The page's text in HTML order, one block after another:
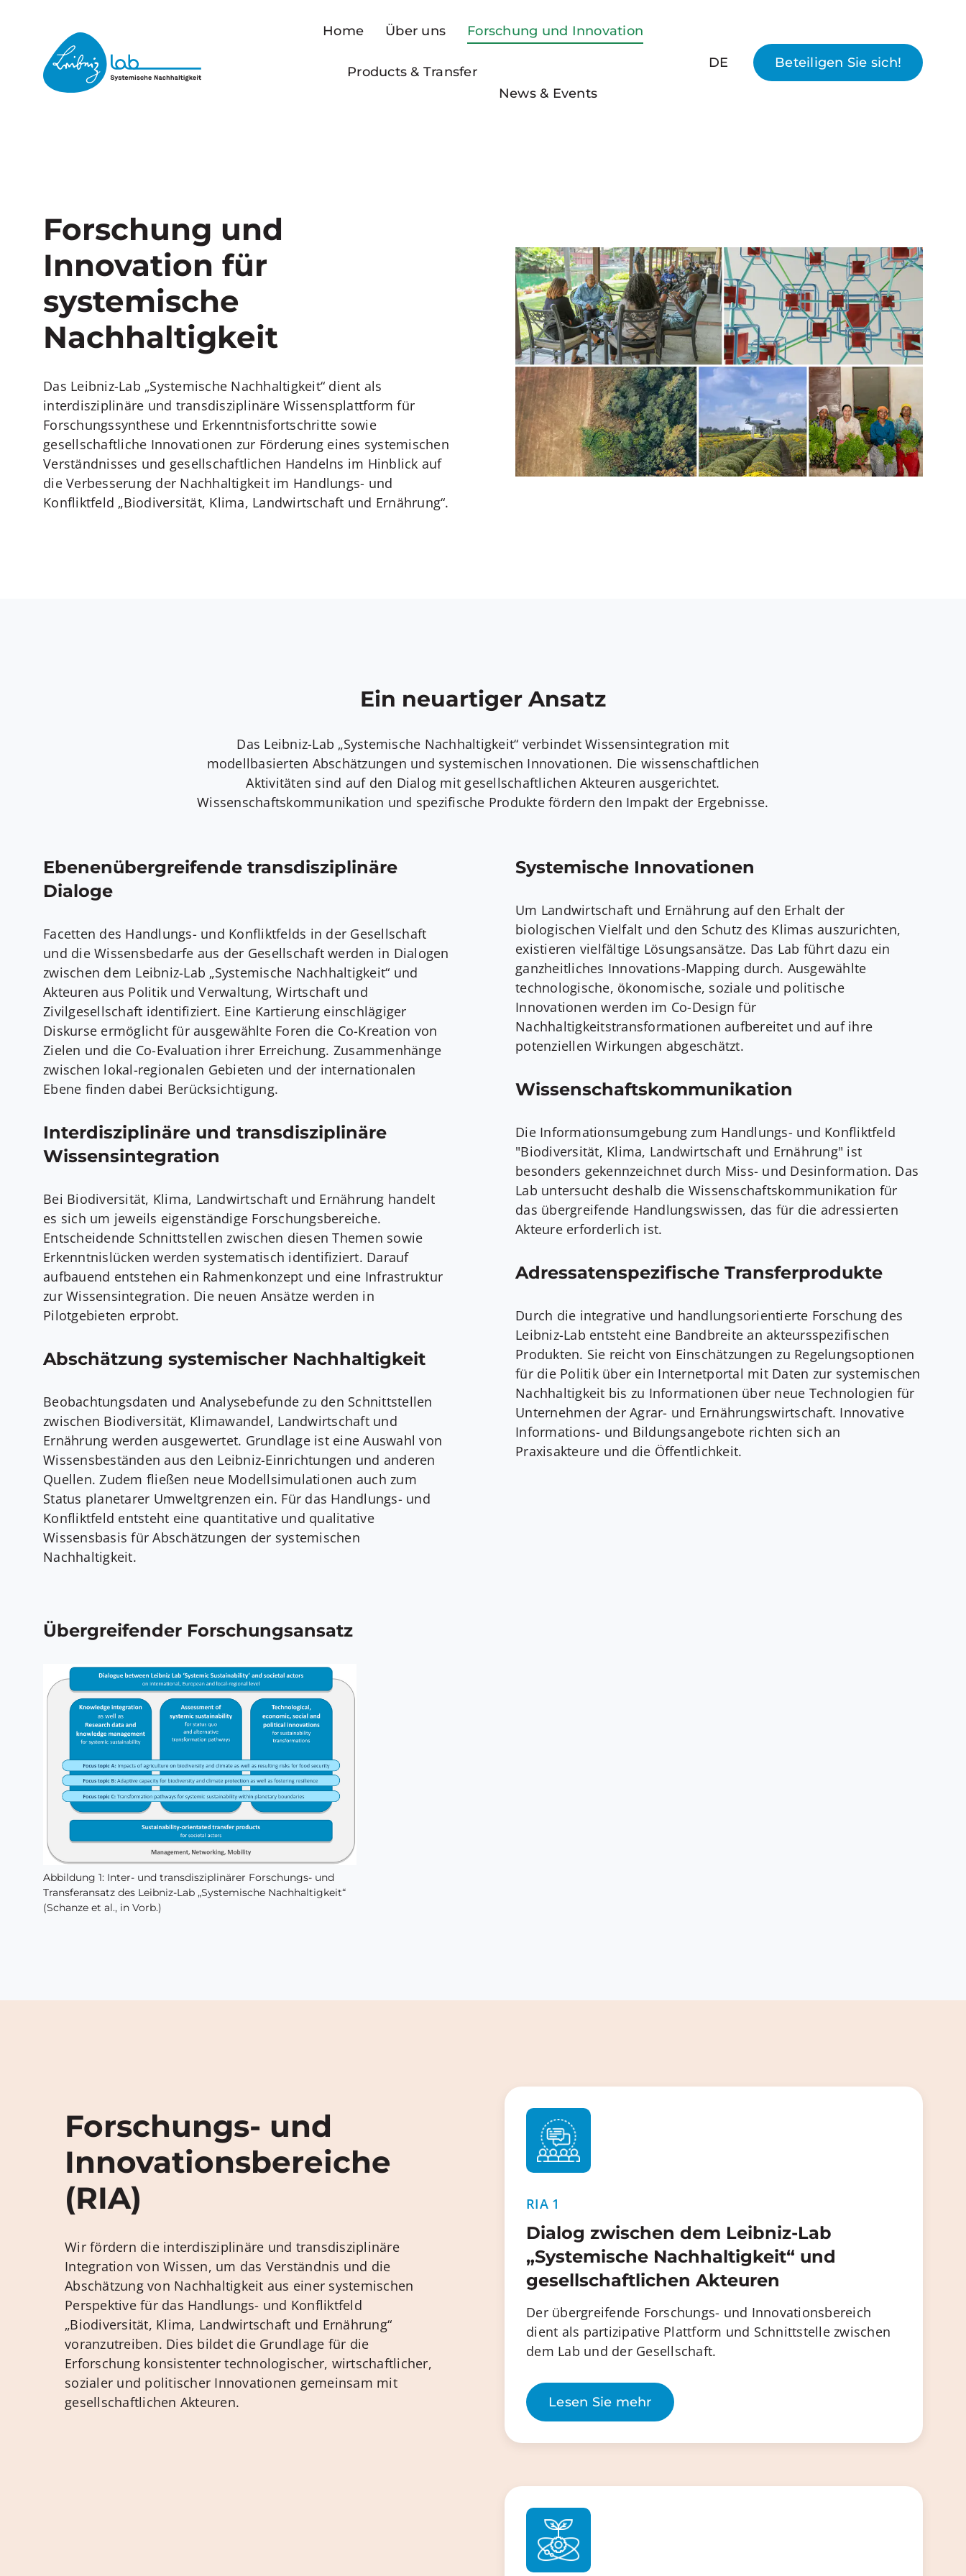
Home Über uns Forschung und Innovation
Products & Transfer
News & Events
DE Beteiligen Sie sich!
Forschung und
Innovation für
systemische
Nachhaltigkeit
Das Leibniz-Lab „Systemische Nachhaltigkeit“ dient als
interdisziplinäre und transdisziplinäre Wissensplattform für
Forschungssynthese und Erkenntnisfortschritte sowie
gesellschaftliche Innovationen zur Förderung eines systemischen
Verständnisses und gesellschaftlichen Handelns im Hinblick auf
die Verbesserung der Nachhaltigkeit im Handlungs- und
Konfliktfeld „Biodiversität, Klima, Landwirtschaft und Ernährung“.
Ein neuartiger Ansatz
Das Leibniz-Lab „Systemische Nachhaltigkeit“ verbindet Wissensintegration mit
modellbasierten Abschätzungen und systemischen Innovationen. Die wissenschaftlichen
Aktivitäten sind auf den Dialog mit gesellschaftlichen Akteuren ausgerichtet.
Wissenschaftskommunikation und spezifische Produkte fördern den Impakt der Ergebnisse.
Ebenenübergreifende transdisziplinäre
Dialoge
Facetten des Handlungs- und Konfliktfelds in der Gesellschaft
und die Wissensbedarfe aus der Gesellschaft werden in Dialogen
zwischen dem Leibniz-Lab „Systemische Nachhaltigkeit“ und
Akteuren aus Politik und Verwaltung, Wirtschaft und
Zivilgesellschaft identifiziert. Eine Kartierung einschlägiger
Diskurse ermöglicht für ausgewählte Foren die Co-Kreation von
Zielen und die Co-Evaluation ihrer Erreichung. Zusammenhänge
zwischen lokal-regionalen Gebieten und der internationalen
Ebene finden dabei Berücksichtigung.
Interdisziplinäre und transdisziplinäre
Wissensintegration
Bei Biodiversität, Klima, Landwirtschaft und Ernährung handelt
es sich um jeweils eigenständige Forschungsbereiche.
Entscheidende Schnittstellen zwischen diesen Themen sowie
Erkenntnislücken werden systematisch identifiziert. Darauf
aufbauend entstehen ein Rahmenkonzept und eine Infrastruktur
zur Wissensintegration. Die neuen Ansätze werden in
Pilotgebieten erprobt.
Abschätzung systemischer Nachhaltigkeit
Beobachtungsdaten und Analysebefunde zu den Schnittstellen
zwischen Biodiversität, Klimawandel, Landwirtschaft und
Ernährung werden ausgewertet. Grundlage ist eine Auswahl von
Wissensbeständen aus den Leibniz-Einrichtungen und anderen
Quellen. Zudem fließen neue Modellsimulationen auch zum
Status planetarer Umweltgrenzen ein. Für das Handlungs- und
Konfliktfeld entsteht eine quantitative und qualitative
Wissensbasis für Abschätzungen der systemischen
Nachhaltigkeit.
Systemische Innovationen
Um Landwirtschaft und Ernährung auf den Erhalt der
biologischen Vielfalt und den Schutz des Klimas auszurichten,
existieren vielfältige Lösungsansätze. Das Lab führt dazu ein
ganzheitliches Innovations-Mapping durch. Ausgewählte
technologische, ökonomische, soziale und politische
Innovationen werden im Co-Design für
Nachhaltigkeitstransformationen aufbereitet und auf ihre
potenziellen Wirkungen abgeschätzt.
Wissenschaftskommunikation
Die Informationsumgebung zum Handlungs- und Konfliktfeld
"Biodiversität, Klima, Landwirtschaft und Ernährung" ist
besonders gekennzeichnet durch Miss- und Desinformation. Das
Lab untersucht deshalb die Wissenschaftskommunikation für
das übergreifende Handlungswissen, das für die adressierten
Akteure erforderlich ist.
Adressatenspezifische Transferprodukte
Durch die integrative und handlungsorientierte Forschung des
Leibniz-Lab entsteht eine Bandbreite an akteursspezifischen
Produkten. Sie reicht von Einschätzungen zu Regelungsoptionen
für die Politik über ein Internetportal mit Daten zur systemischen
Nachhaltigkeit bis zu Informationen über neue Technologien für
Unternehmen der Agrar- und Ernährungswirtschaft. Innovative
Informations- und Bildungsangebote richten sich an
Praxisakteure und die Öffentlichkeit.
Übergreifender Forschungsansatz
Abbildung 1: Inter- und transdisziplinärer Forschungs- und
Transferansatz des Leibniz-Lab „Systemische Nachhaltigkeit“
(Schanze et al., in Vorb.)
Forschungs- und
Innovationsbereiche
(RIA)
Wir fördern die interdisziplinäre und transdisziplinäre
Integration von Wissen, um das Verständnis und die
Abschätzung von Nachhaltigkeit aus einer systemischen
Perspektive für das Handlungs- und Konfliktfeld
„Biodiversität, Klima, Landwirtschaft und Ernährung“
voranzutreiben. Dies bildet die Grundlage für die
Erforschung konsistenter technologischer, wirtschaftlicher,
sozialer und politischer Innovationen gemeinsam mit
gesellschaftlichen Akteuren.
RIA 1
Dialog zwischen dem Leibniz-Lab
„Systemische Nachhaltigkeit“ und
gesellschaftlichen Akteuren
Der übergreifende Forschungs- und Innovationsbereich
dient als partizipative Plattform und Schnittstelle zwischen
dem Lab und der Gesellschaft.
Lesen Sie mehr